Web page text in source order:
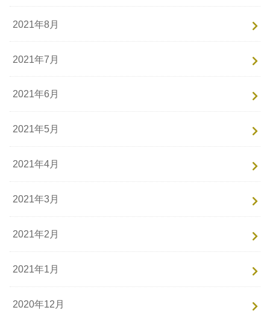
2021年8月
2021年7月
2021年6月
2021年5月
2021年4月
2021年3月
2021年2月
2021年1月
2020年12月